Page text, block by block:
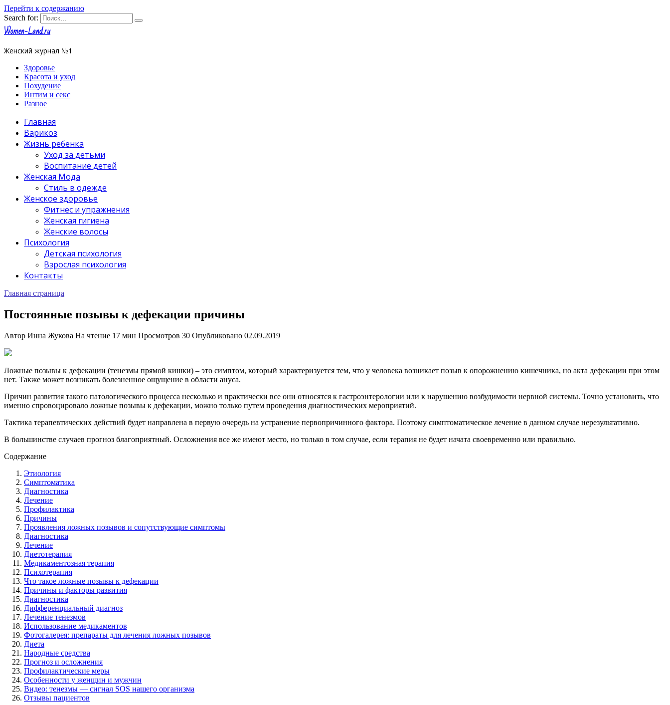
Перейти к содержанию
Search for:
Women-Land.ru
Женский журнал №1
Здоровье
Красота и уход
Похудение
Интим и секс
Разное
Главная
Варикоз
Жизнь ребенка
Уход за детьми
Воспитание детей
Женская Мода
Стиль в одежде
Женское здоровье
Фитнес и упражнения
Женская гигиена
Женские волосы
Психология
Детская психология
Взрослая психология
Контакты
Главная страница
Постоянные позывы к дефекации причины
Автор Инна Жукова На чтение 17 мин Просмотров 30 Опубликовано 02.09.2019
Ложные позывы к дефекации (тенезмы прямой кишки) – это симптом, который характеризуется тем, что у человека возникает позыв к опорожнению кишечника, но акта дефекации при этом
нет. Также может возникать болезненное ощущение в области ануса.
Причин развития такого патологического процесса несколько и практически все они относятся к гастроэнтерологии или к нарушению возбудимости нервной системы. Точно установить, что
именно спровоцировало ложные позывы к дефекации, можно только путем проведения диагностических мероприятий.
Тактика терапевтических действий будет направлена в первую очередь на устранение первопричинного фактора. Поэтому симптоматическое лечение в данном случае нерезультативно.
В большинстве случаев прогноз благоприятный. Осложнения все же имеют место, но только в том случае, если терапия не будет начата своевременно или правильно.
Содержание
Этиология
Симптоматика
Диагностика
Лечение
Профилактика
Причины
Проявления ложных позывов и сопутствующие симптомы
Диагностика
Лечение
Диетотерапия
Медикаментозная терапия
Психотерапия
Что такое ложные позывы к дефекации
Причины и факторы развития
Диагностика
Дифференциальный диагноз
Лечение тенезмов
Использование медикаментов
Фотогалерея: препараты для лечения ложных позывов
Диета
Народные средства
Прогноз и осложнения
Профилактические меры
Особенности у женщин и мужчин
Видео: тенезмы — сигнал SOS нашего организма
Отзывы пациентов